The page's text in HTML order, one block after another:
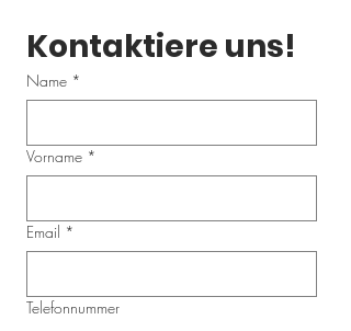
Kontaktiere uns!
Name *
Vorname *
Email *
Telefonnummer